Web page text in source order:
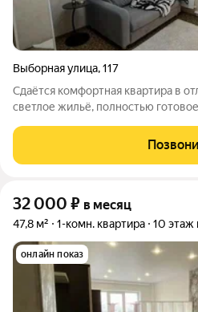
Выборная улица,117
Сдаётся комфортная квартира в
светлое жильё, полностью
мебель, техника и
просмотру! Арт. 140601192
32 000 ₽ в месяц
47,8 м² 1-комн. квартира 10 этаж
онлайн показ